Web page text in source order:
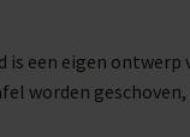
een eigen
worden